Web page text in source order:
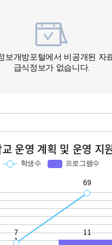
보개방포털에서 비공개된 자
급식정보가 없습니다.
운영 계획 및 운영 지